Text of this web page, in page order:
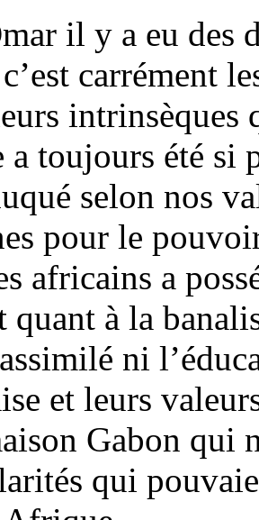
il y a eu des
carrément
intrinsèques
a toujours été si
selon nos
pour le
africains a
quant à la
ni
et leurs
Gabon qui
qui